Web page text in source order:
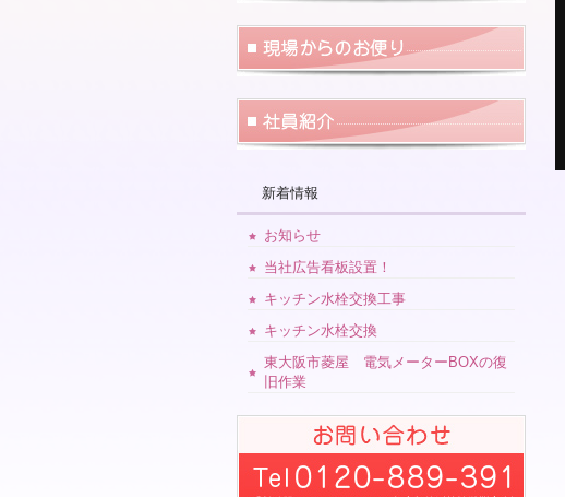
新着情報
お知らせ
当社広告看板設置！
キッチン水栓交換工事
キッチン水栓交換
東大阪市菱屋 電気メーターBOXの復
旧作業